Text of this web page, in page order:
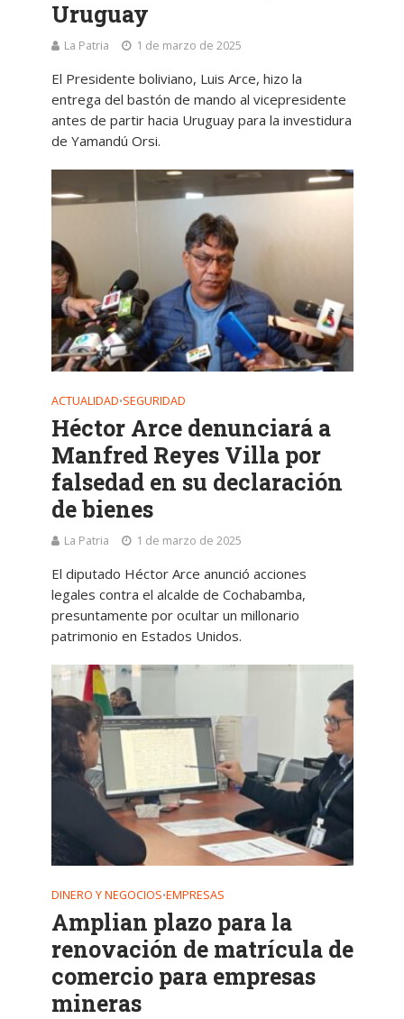
Uruguay
La Patria 1 de marzo de 2025
El Presidente boliviano, Luis Arce, hizo la
entrega del bastón de mando al vicepresidente
antes de partir hacia Uruguay para la investidura
de Yamandú Orsi.
ACTUALIDAD•SEGURIDAD
Héctor Arce denunciará a
Manfred Reyes Villa por
falsedad en su declaración
de bienes
La Patria 1 de marzo de 2025
El diputado Héctor Arce anunció acciones
legales contra el alcalde de Cochabamba,
presuntamente por ocultar un millonario
patrimonio en Estados Unidos.
DINERO Y NEGOCIOS•EMPRESAS
Amplian plazo para la
renovación de matrícula de
comercio para empresas
mineras